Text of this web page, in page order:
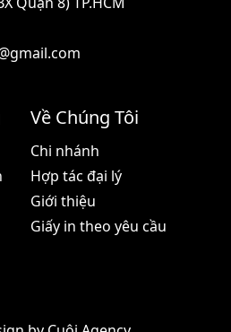
sẽ
Về Chúng Tôi
Chi nhánh
Hợp tác đại lý
Giới thiệu
Giấy in theo yêu cầu